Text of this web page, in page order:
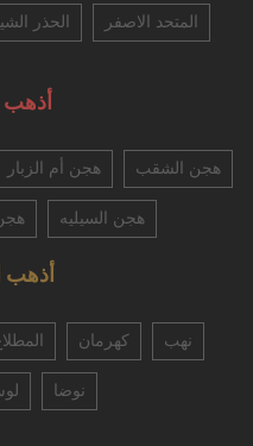
المتحد الاصفر الحذر
أذهب
هجن الشقب هجن أم الزبار
هجن السيليه
أذهب
نهب كهرمان
نوضا